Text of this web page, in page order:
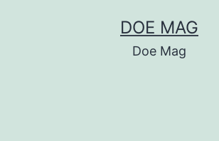
DOE MAG
Doe Mag